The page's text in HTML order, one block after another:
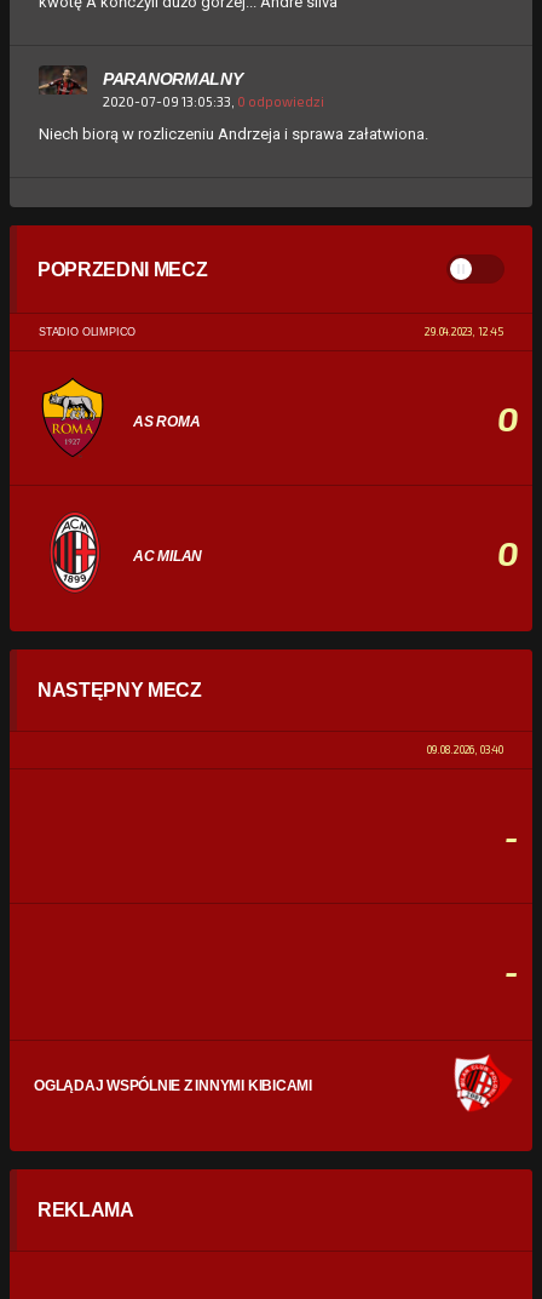
PARANORMALNY
2020-07-09 13:05:33, 0 odpowiedzi
Niech biorą w rozliczeniu Andrzeja i sprawa załatwiona.
POPRZEDNI MECZ
STADIO OLIMPICO 29.04.2023, 12:45
AS ROMA 0
AC MILAN 0
STATYSTYKI
0% 100%
NASTĘPNY MECZ
09.08.2026, 03:40
-
-
OGLĄDAJ WSPÓLNIE Z INNYMI KIBICAMI
REKLAMA